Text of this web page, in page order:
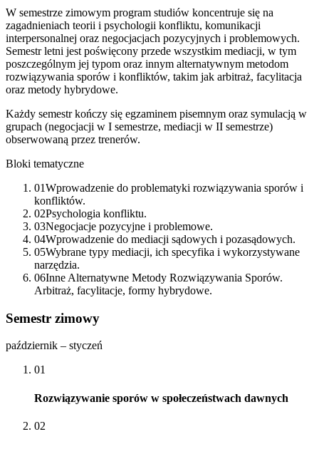
W semestrze zimowym program studiów koncentruje się na
zagadnieniach teorii i psychologii konfliktu, komunikacji
interpersonalnej oraz negocjacjach pozycyjnych i problemowych.
Semestr letni jest poświęcony przede wszystkim mediacji, w tym
poszczególnym jej typom oraz innym alternatywnym metodom
rozwiązywania sporów i konfliktów, takim jak arbitraż, facylitacja
oraz metody hybrydowe.
Każdy semestr kończy się egzaminem pisemnym oraz symulacją w
grupach (negocjacji w I semestrze, mediacji w II semestrze)
obserwowaną przez trenerów.
Bloki tematyczne
01Wprowadzenie do problematyki rozwiązywania sporów i
konfliktów.
02Psychologia konfliktu.
03Negocjacje pozycyjne i problemowe.
04Wprowadzenie do mediacji sądowych i pozasądowych.
05Wybrane typy mediacji, ich specyfika i wykorzystywane
narzędzia.
06Inne Alternatywne Metody Rozwiązywania Sporów.
Arbitraż, facylitacje, formy hybrydowe.
Semestr zimowy
październik – styczeń
01
Rozwiązywanie sporów w społeczeństwach dawnych
02